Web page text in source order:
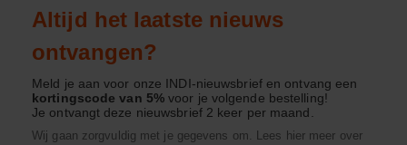
Altijd het laatste nieuws
ontvangen?
Meld je aan voor onze INDI-nieuwsbrief en ontvang een
kortingscode van 5%voor je volgende bestelling!
Je ontvangt deze nieuwsbrief 2 keer per maand.
Wij gaan zorgvuldig met je gegevens om. Lees hier meer over